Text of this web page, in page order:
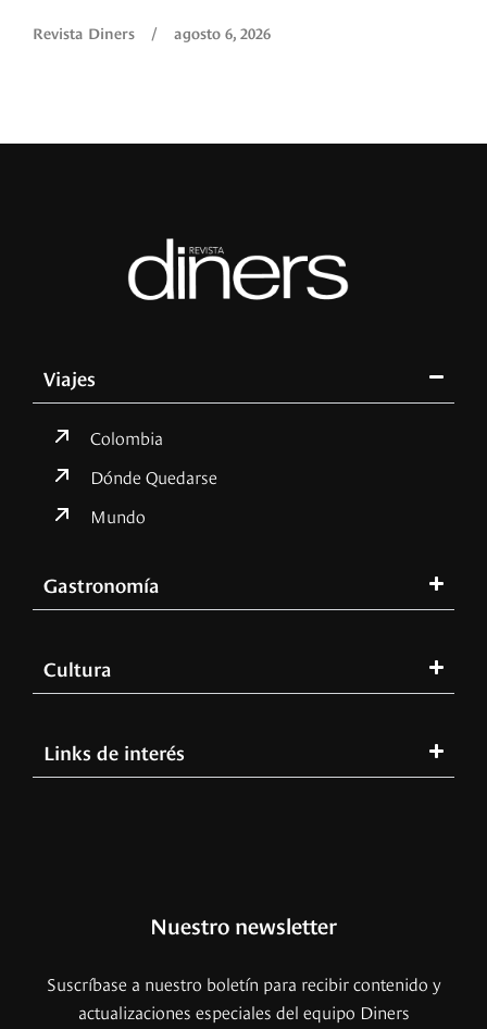
Revista Diners / agosto 6, 2026
Viajes
Colombia
Dónde Quedarse
Mundo
Gastronomía
Cultura
Links de interés
Nuestro newsletter
Suscríbase a nuestro boletín para recibir contenido y
actualizaciones especiales del equipo Diners